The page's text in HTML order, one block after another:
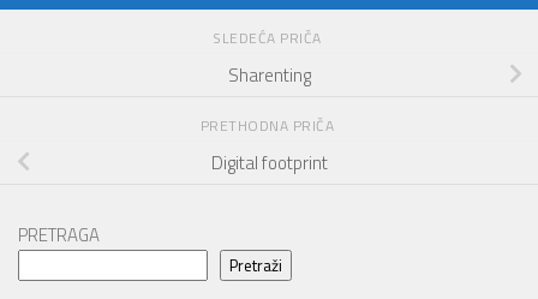
SLEDEĆA PRIČA
Sharenting
PRETHODNA PRIČA
Digital footprint
PRETRAGA
Pretraži